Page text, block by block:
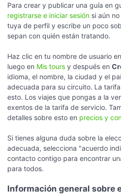
Para crear y publicar una guía en
registrarse e iniciar sesión si aún
tuya de perfil y escribe un poco
sepan con quién están tratando.
Haz clic en tu nombre de usuario
luego en Mis tours y después en
idioma, el nombre, la ciudad y el
adecuada para su circuito. La
esto. Los viajes que pongas a la
exentos de la tarifa de servicio.
detalles sobre esto en precios y
Si tienes alguna duda sobre la
adecuada, selecciona "acuerdo
contacto contigo para encontrar
para todos.
Información general sobre